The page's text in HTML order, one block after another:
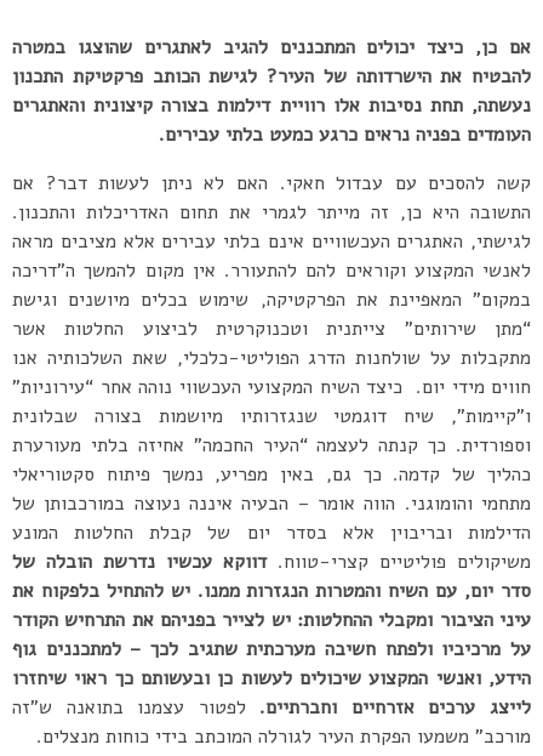
אם כן, כיצד יכולים המתכננים להגיב לאתגרים שהוצגו במטרה
להבטיח את הישרדותה של העיר? לגישת הכותב פרקטיקת התכנון
נעשתה, תחת נסיבות אלו רוויית דילמות בצורה קיצונית והאתגרים
העומדים בפניה נראים כרגע כמעט בלתי עבירים.
קשה להסכים עם עבדול חאקי. האם לא ניתן לעשות דבר? אם
התשובה היא כן, זה מייתר לגמרי את תחום האדריכלות והתכנון.
לגישתי, האתגרים העכשוויים אינם בלתי עבירים אלא מציבים מראה
לאנשי המקצוע וקוראים להם להתעורר. אין מקום להמשך ה”דריכה
במקום” המאפיינת את הפרקטיקה, שימוש בכלים מיושנים וגישת
“מתן שירותים” צייתנית וטכנוקרטית לביצוע החלטות אשר
מתקבלות על שולחנות הדרג הפוליטי-כלכלי, שאת השלכותיה אנו
חווים מידי יום. כיצד השיח המקצועי העכשווי נוהה אחר “עירוניות”
ו”קיימות”, שיח דוגמטי שנגזרותיו מיושמות בצורה שבלונית
וספורדית. כך קנתה לעצמה “העיר החכמה” אחיזה בלתי מעורערת
כהליך של קדמה. כך גם, באין מפריע, נמשך פיתוח סקטוריאלי
מתחמי והומוגני. הווה אומר – הבעיה איננה נעוצה במורכבותן של
הדילמות ובריבוין אלא בסדר יום של קבלת החלטות המונע
משיקולים פוליטיים קצרי-טווח. דווקא עכשיו נדרשת הובלה של
סדר יום, עם השיח והמטרות הנגזרות ממנו. יש להתחיל בלפקוח את
עיני הציבור ומקבלי ההחלטות: יש לצייר בפניהם את התרחיש הקודר
על מרכיביו ולפתח חשיבה מערכתית שתגיב לכך – למתכננים גוף
הידע, ואנשי המקצוע שיכולים לעשות כן ובעשותם כך ראוי שיחזרו
לייצג ערכים אזרחיים וחברתיים. לפטור עצמנו בתואנה ש”זה
מורכב” משמעו הפקרת העיר לגורלה המוכתב בידי כוחות מנצלים.